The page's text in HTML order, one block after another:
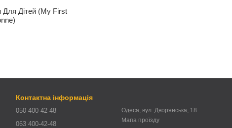
Для Дітей (My First
Контактна інформація
050 400-42-48
063 400-42-48
Одеса, вул. Дворянська, 18
Мапа проїзду